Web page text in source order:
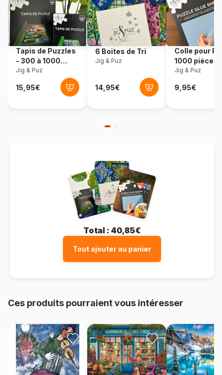
Nombre de pièces 1000 pièces
Dimensions 67 x 49 cm
Tapis de Puzzles
- 300 à 1000
pièces
Jig & Puz
6 Boites de Tri
Jig & Puz
Colle pour
1000 pièces
Jig & Puz
Total : 40,85€
Tout ajouter au panier
Ces produits pourraient vous intéresser